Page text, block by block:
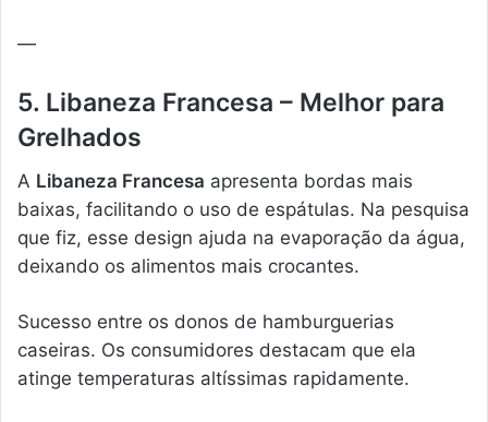
—
5. Libaneza Francesa – Melhor para
Grelhados
A Libaneza Francesa apresenta bordas mais
baixas, facilitando o uso de espátulas. Na pesquisa
que fiz, esse design ajuda na evaporação da água,
deixando os alimentos mais crocantes.
Sucesso entre os donos de hamburguerias
caseiras. Os consumidores destacam que ela
atinge temperaturas altíssimas rapidamente.